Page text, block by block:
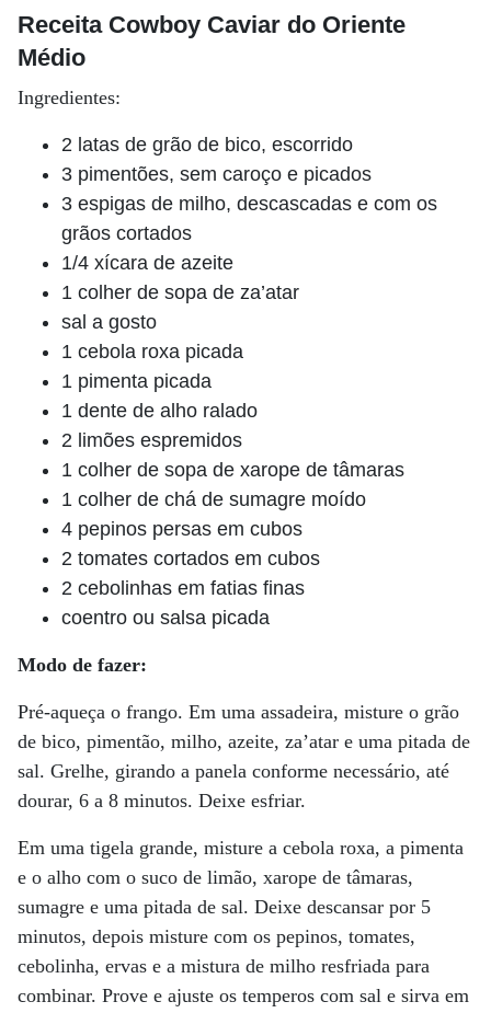
Receita Cowboy Caviar do Oriente
Médio
Ingredientes:
2 latas de grão de bico, escorrido
3 pimentões, sem caroço e picados
3 espigas de milho, descascadas e com os
grãos cortados
1/4 xícara de azeite
1 colher de sopa de za’atar
sal a gosto
1 cebola roxa picada
1 pimenta picada
1 dente de alho ralado
2 limões espremidos
1 colher de sopa de xarope de tâmaras
1 colher de chá de sumagre moído
4 pepinos persas em cubos
2 tomates cortados em cubos
2 cebolinhas em fatias finas
coentro ou salsa picada
Modo de fazer:
Pré-aqueça o frango. Em uma assadeira, misture o grão
de bico, pimentão, milho, azeite, za’atar e uma pitada de
sal. Grelhe, girando a panela conforme necessário, até
dourar, 6 a 8 minutos. Deixe esfriar.
Em uma tigela grande, misture a cebola roxa, a pimenta
e o alho com o suco de limão, xarope de tâmaras,
sumagre e uma pitada de sal. Deixe descansar por 5
minutos, depois misture com os pepinos, tomates,
cebolinha, ervas e a mistura de milho resfriada para
combinar. Prove e ajuste os temperos com sal e sirva em